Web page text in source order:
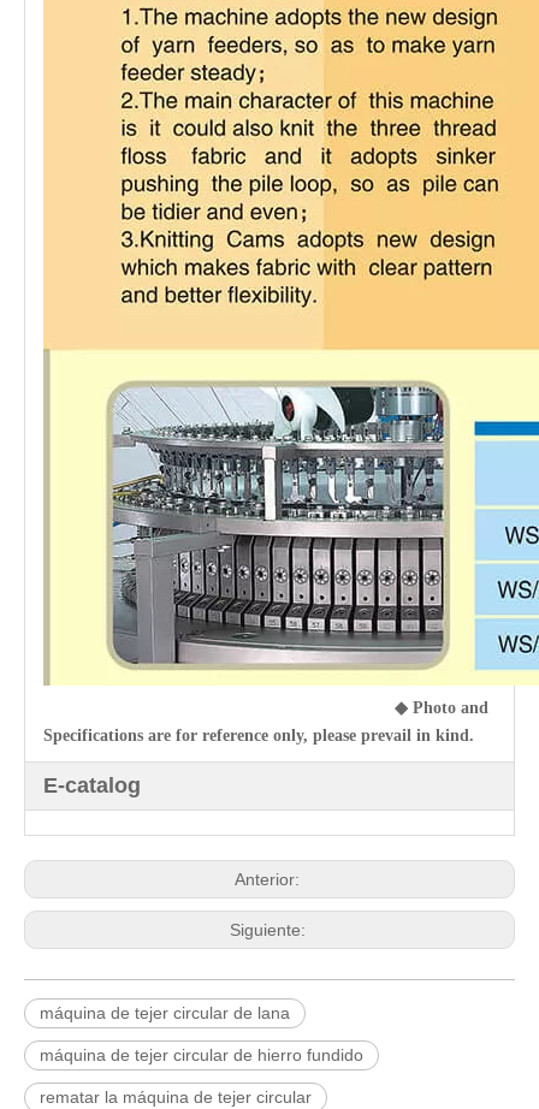
◆ Photo and
Specifications are for reference only, please prevail in kind.
E-catalog
Anterior:
Siguiente:
máquina de tejer circular de lana
máquina de tejer circular de hierro fundido
rematar la máquina de tejer circular